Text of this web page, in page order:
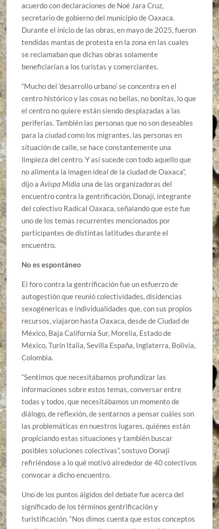
acuerdo con declaraciones de Noé Jara Cruz,
secretario de gobierno del municipio de Oaxaca.
Durante el inicio de las obras, en mayo de 2025, fueron
tendidas mantas de protesta en la zona en las cuales
se reclamaban que dichas obras solamente
beneficiarían a los turistas y comerciantes.
“Mucho del ‘desarrollo urbano’ se concentra en el
centro histórico y las cosas no bellas, no bonitas, lo que
el centro no quiere están siendo desplazadas a las
periferias. También las personas que no son deseables
para la ciudad como los migrantes, las personas en
situación de calle, se hace constantemente una
limpieza del centro. Y así sucede con todo aquello que
no alimenta la imagen ideal de la ciudad de Oaxaca”,
dijo aAvispa Mídia una de las organizadoras del
encuentro contra la gentrificación, Donají, integrante
del colectivo Radical Oaxaca, señalando que este fue
uno de los temas recurrentes mencionados por
participantes de distintas latitudes durante el
encuentro.
No es espontáneo
El foro contra la gentrificación fue un esfuerzo de
autogestión que reunió colectividades, disidencias
sexogénericas e individualidades que, con sus propios
recursos, viajaron hasta Oaxaca, desde de Ciudad de
México, Baja California Sur, Morelia, Estado de
México, Turín Italia, Sevilla España, Inglaterra, Bolivia,
Colombia.
“Sentimos que necesitábamos profundizar las
informaciones sobre estos temas, conversar entre
todas y todos, que necesitábamos un momento de
diálogo, de reflexión, de sentarnos a pensar cuáles son
las problemáticas en nuestros lugares, quiénes están
propiciando estas situaciones y también buscar
posibles soluciones colectivas”, sostuvo Donají
refiriéndose a lo qué motivó alrededor de 40 colectivos
convocar a dicho encuentro.
Uno de los puntos álgidos del debate fue acerca del
significado de los términos gentrificación y
turistificación. “Nos dimos cuenta que estos conceptos